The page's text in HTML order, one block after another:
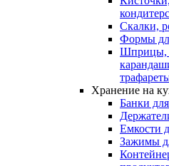
Скалки,
Формы
Шприцы,
Хранение на
Банки
Емкости
Зажимы